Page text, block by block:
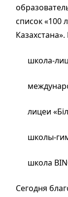
список «100
школа-
лицеи
школы-
школа
Сегодня